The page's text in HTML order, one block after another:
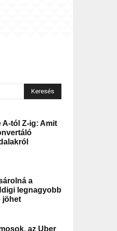
Keresés
A-tól Z-ig: Amit
a
legnagyobb
jöhet
az Uber